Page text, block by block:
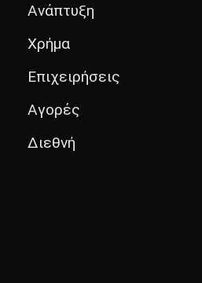
Ανάπτυξη
Χρήμα
Επιχειρήσεις
Αγορές
Διεθνή